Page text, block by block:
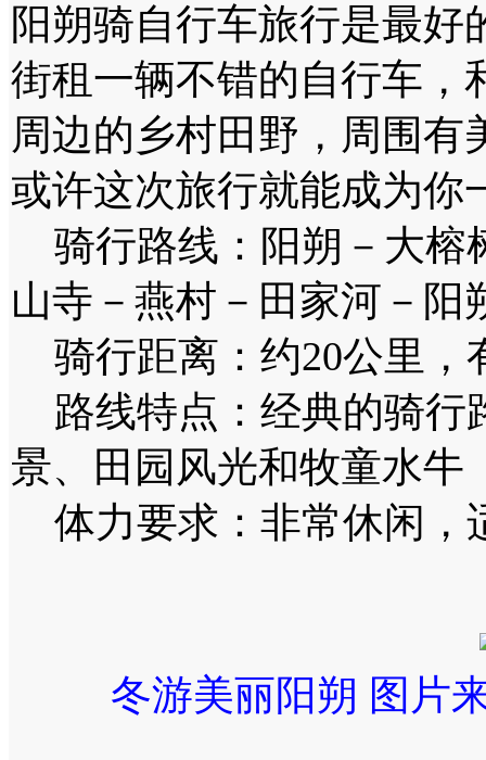
阳朔骑自行车旅行是最
街租一辆不错的自行车，
周边的乡村田野，周围有
或许这次旅行就能成为你
骑行路线：阳朔－大榕
山寺－燕村－田家河－阳
骑行距离：约20公里，
路线特点：经典的骑行
景、田园风光和牧童水牛
体力要求：非常休闲，
冬游美丽阳朔 图片